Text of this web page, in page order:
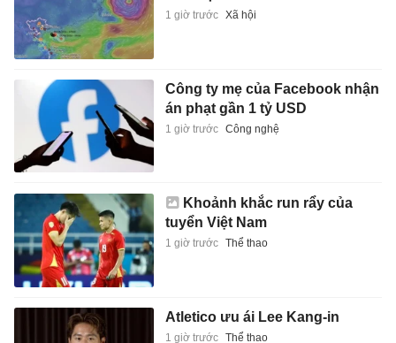
1 giờ trước Xã hội
Công ty mẹ của Facebook nhận
án phạt gần 1 tỷ USD
1 giờ trước Công nghệ
Khoảnh khắc run rẩy của
tuyển Việt Nam
1 giờ trước Thể thao
Atletico ưu ái Lee Kang-in
1 giờ trước Thể thao